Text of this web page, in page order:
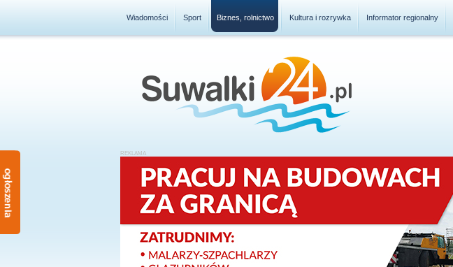
Wiadomości Sport Biznes, rolnictwo Kultura i rozrywka Informator regionalny